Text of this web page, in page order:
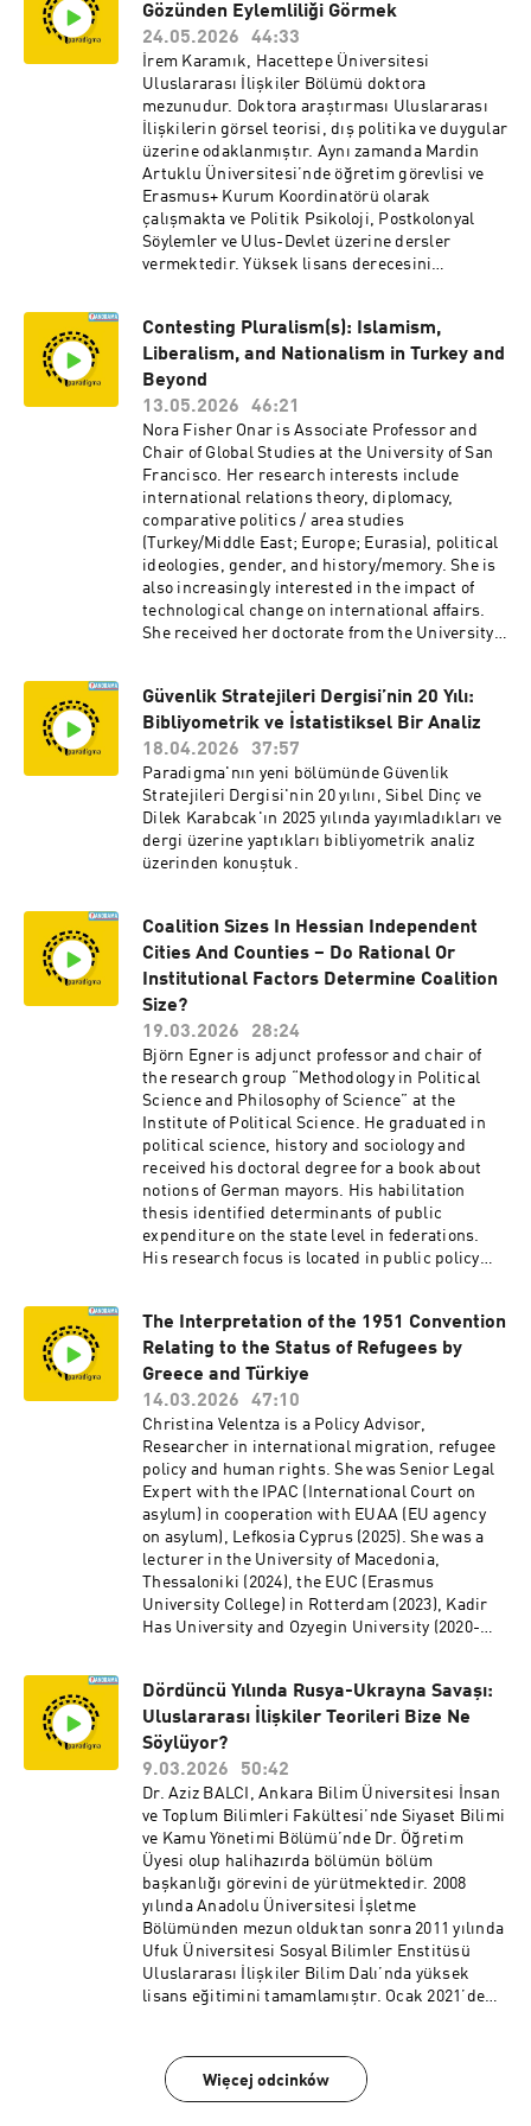
(BAGEP), 2020 yılında TÜBA tarafından verilen
GEBİP, 2021 yılında Sakıp Sabancı Uluslararası
Araştırma, 2023 yılında TÜBİTAK Teşvik ödülü
ve 2024 yılında Uluslararası İlişkiler Konseyi
Genç Bilim İnsanı ödüllerine layık görülmüştür.
Çalışmaları TÜBİTAK Ulusal Genç Lider
Araştırmacılar Programı (2022-2025) ve Avrupa
Araştırma Konseyi Güçlendirme Fonu (ERC
Consolidator Grant, 2026-2031) tarafından
desteklenen Tokdemir’in makaleleri
Uluslararası İlişkiler ve Siyaset Bilimi
alanlarıının prestijli dergilerinde
üzerinden mücadelesine odaklanan kitabı
“Battle for Allegiance Governments, Terrorist
Groups, and Constituencies in Conflict” 2020’de
University of Michigan Press tarafından
basılmıştır. Doç. Dr. Tokdemir aynı zamanda
İhsan Doğramacı Barış Vakfı Dış Politika ve
Barış Çalışmaları Merkezi Araştırma
Direktörlüğü görevini de yürütmektedir.
Gözünden Eylemliliği Görmek
24.05.2026
44:33
İrem Karamık, Hacettepe Üniversitesi
Uluslararası İlişkiler Bölümü doktora
mezunudur. Doktora araştırması Uluslararası
İlişkilerin görsel teorisi, dış politika ve duygular
üzerine odaklanmıştır. Aynı zamanda Mardin
Artuklu Üniversitesi’nde öğretim görevlisi ve
Erasmus+ Kurum Koordinatörü olarak
çalışmakta ve Politik Psikoloji, Postkolonyal
Söylemler ve Ulus-Devlet üzerine dersler
vermektedir. Yüksek lisans derecesini
Contesting Pluralism(s): Islamism,
Liberalism, and Nationalism in Turkey and
Beyond
13.05.2026
46:21
Nora Fisher Onar is Associate Professor and
Chair of Global Studies at the University of San
Francisco. Her research interests include
international relations theory, diplomacy,
comparative politics / area studies
(Turkey/Middle East; Europe; Eurasia), political
ideologies, gender, and history/memory. She is
also increasingly interested in the impact of
technological change on international affairs.
She received her doctorate from the University
(SAIS) and Georgetown universities,
respectively. She speaks five languages, has
traveled to over 80 countries, and lived in eight.
Fisher-Onar is the author of Contesting
Pluralism(s): Islam, Liberalism and Nationalism
in Turkey, with Cambridge University Press, and
lead editor of the volume, Istanbul: Living With
Difference in a Global City (co-edited with Susan
journals like: the Journal of Common Market
Studies; International Affairs, and Global
Studies Quarterly, among others. Fisher-Onar
speaks often at policy fora like Brookings,
where she has served as a Ronald Asmus
Fellow, Transatlantic Academy Fellow, and Non-
Residential Fellow. She further contributes
commentary to platforms like the Washington
Post, Foreign Affairs, and OpenDemocracy.
Güvenlik Stratejileri Dergisi’nin 20 Yılı:
Bibliyometrik ve İstatistiksel Bir Analiz
18.04.2026
37:57
Paradigma'nın yeni bölümünde Güvenlik
Stratejileri Dergisi'nin 20 yılını, Sibel Dinç ve
Dilek Karabcak'ın 2025 yılında yayımladıkları ve
dergi üzerine yaptıkları bibliyometrik analiz
üzerinden konuştuk.
Coalition Sizes In Hessian Independent
Cities And Counties – Do Rational Or
Institutional Factors Determine Coalition
Size?
19.03.2026
28:24
Björn Egner is adjunct professor and chair of
the research group “Methodology in Political
Science and Philosophy of Science” at the
Institute of Political Science. He graduated in
political science, history and sociology and
received his doctoral degree for a book about
notions of German mayors. His habilitation
thesis identified determinants of public
expenditure on the state level in federations.
His research focus is located in public policy
October 2025 at Technical University of
Darmstadt in Political Science. In December
2020, he got his Master degree in Government
and Public Policy also at Technical Universität
Darmstadt. In June 2018, he finished at
University Mannheim his Bachelor studies in
Political Science as a major and Business
Administration as a minor. His research
interest are Comparative Goverment especially
coalition research and local politics. He focuses
his research on Germany and Central Eastern
European countries (CEE region).
The Interpretation of the 1951 Convention
Relating to the Status of Refugees by
Greece and Türkiye
14.03.2026
47:10
Christina Velentza is a Policy Advisor,
Researcher in international migration, refugee
policy and human rights. She was Senior Legal
Expert with the IPAC (International Court on
asylum) in cooperation with EUAA (EU agency
on asylum), Lefkosia Cyprus (2025). She was a
lecturer in the University of Macedonia,
Thessaloniki (2024), the EUC (Erasmus
University College) in Rotterdam (2023), Kadir
Has University and Ozyegin University (2020-
Fellow in MiReKoç, Koç University in Istanbul
(2017-2019) and a Stavros Niarchos Fellow in
Chatham House, London (2015-2016). Christina
is an Attorney at Law (Athens Bar Association)
and worked for the UNHCR, Greek Asylum
Service, EEAS, Eurojust, ICC (International
Criminal Court) and NGOs. Christina conducted
field work and worked in different research
projects on refugees, minorities and gender-
based violence (ELIAMEP, Oxford Refugee
Studies Center, University San Diego,
California). Christina holds her Phd in
international refugee law, European asylum
policy and human rights (Democritus University
(Democritus University of Greece). Her research
interests are International and European Law,
Criminal Law, International Refugee Law,
Dördüncü Yılında Rusya-Ukrayna Savaşı:
Uluslararası İlişkiler Teorileri Bize Ne
Söylüyor?
9.03.2026
50:42
Dr. Aziz BALCI, Ankara Bilim Üniversitesi İnsan
ve Toplum Bilimleri Fakültesi’nde Siyaset Bilimi
ve Kamu Yönetimi Bölümü’nde Dr. Öğretim
Üyesi olup halihazırda bölümün bölüm
başkanlığı görevini de yürütmektedir. 2008
yılında Anadolu Üniversitesi İşletme
Bölümünden mezun olduktan sonra 2011 yılında
Ufuk Üniversitesi Sosyal Bilimler Enstitüsü
Uluslararası İlişkiler Bilim Dalı’nda yüksek
lisans eğitimini tamamlamıştır. Ocak 2021’de
Okulu Yaklaşımları Ekseninde Bölgesel İş birliği
İhtimallerinin Analizi: Türkiye-Rusya-İran
Więcej odcinków